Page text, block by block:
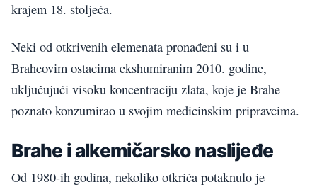
krajem 18. stoljeća.
Neki od otkrivenih elemenata pronađeni su i u
Braheovim ostacima ekshumiranim 2010. godine,
uključujući visoku koncentraciju zlata, koje je Brahe
poznato konzumirao u svojim medicinskim pripravcima.
Brahe i alkemičarsko naslijeđe
Od 1980-ih godina, nekoliko otkrića potaknulo je